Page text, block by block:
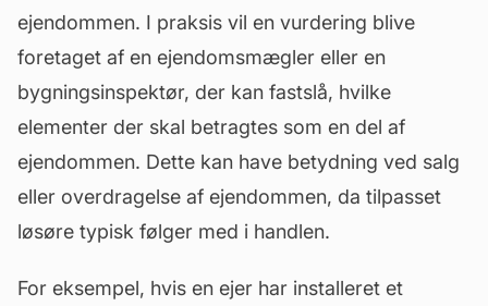
ejendommen. I praksis vil en vurdering blive
foretaget af en ejendomsmægler eller en
bygningsinspektør, der kan fastslå, hvilke
elementer der skal betragtes som en del af
ejendommen. Dette kan have betydning ved salg
eller overdragelse af ejendommen, da tilpasset
løsøre typisk følger med i handlen.
For eksempel, hvis en ejer har installeret et